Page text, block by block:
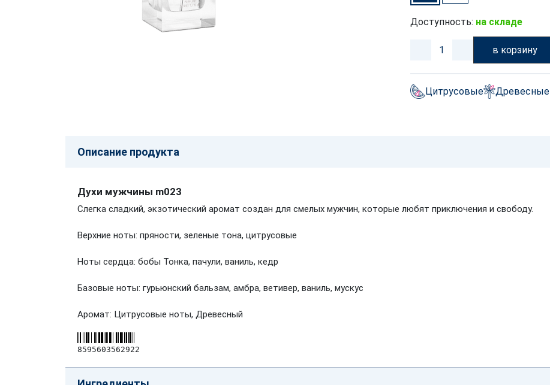
Доступность: на складе
в корзину
Цитрусовые Древесные
Описание продукта
Духи мужчины m023
Слегка сладкий, экзотический аромат создан для смелых мужчин, которые любят приключения и свободу.
Верхние ноты: пряности, зеленые тона, цитрусовые
Ноты сердца: бобы Тонка, пачули, ваниль, кедр
Базовые ноты: гурьюнский бальзам, амбра, ветивер, ваниль, мускус
Аромат: Цитрусовые ноты, Древесный
8595603562922